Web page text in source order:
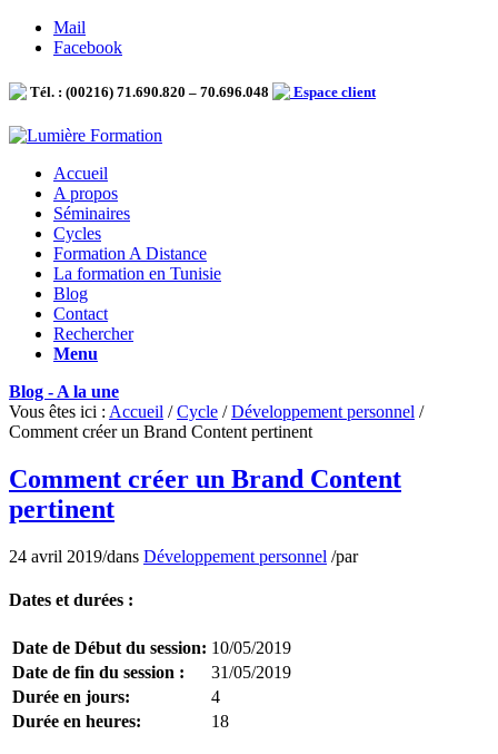
Mail
Facebook
Tél. : (00216) 71.690.820 – 70.696.048 Espace client
Accueil
A propos
Séminaires
Cycles
Formation A Distance
La formation en Tunisie
Blog
Contact
Rechercher
Menu
Blog - A la une
Vous êtes ici : Accueil / Cycle / Développement personnel /
Comment créer un Brand Content pertinent
Comment créer un Brand Content
pertinent
24 avril 2019/dans Développement personnel /par
Dates et durées :
Date de Début du session: 10/05/2019
Date de fin du session :
31/05/2019
Durée en jours:
4
Durée en heures:
18